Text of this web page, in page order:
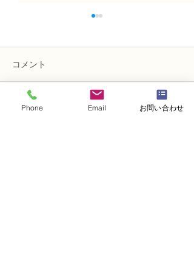
NFDフラワーデザイナ
コメント
コメントを追加…
Phone Email お問い合わせ